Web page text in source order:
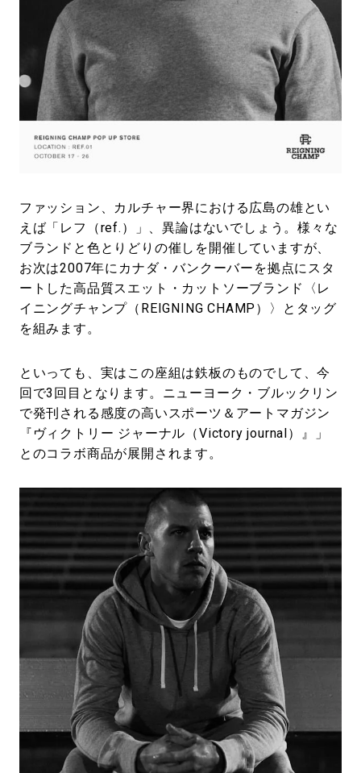
ファッション、カルチャー界における広島の雄とい
えば「レフ（ref.）」、異論はないでしょう。様々な
ブランドと色とりどりの催しを開催していますが、
お次は2007年にカナダ・バンクーバーを拠点にスタ
ートした高品質スエット・カットソーブランド〈レ
イニングチャンプ（REIGNING CHAMP）〉とタッグ
を組みます。
といっても、実はこの座組は鉄板のものでして、今
回で3回目となります。ニューヨーク・ブルックリン
で発刊される感度の高いスポーツ＆アートマガジン
『ヴィクトリー ジャーナル（Victory journal）』」
とのコラボ商品が展開されます。